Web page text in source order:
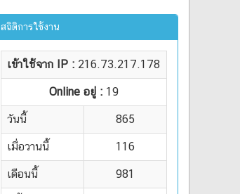
สถิติการใช้งาน
เข้าใช้จาก IP : 216.73.217.178
Online อยู่ : 19
วันนี้ 865
เมื่อวานนี้ 116
เดือนนี้ 981